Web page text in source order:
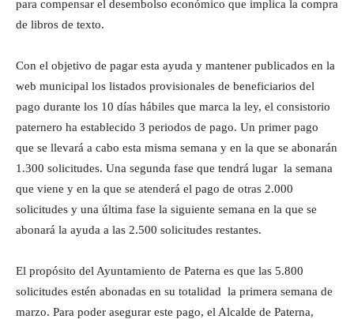
para compensar el desembolso económico que implica la compra
de libros de texto.
Con el objetivo de pagar esta ayuda y mantener publicados en la
web municipal los listados provisionales de beneficiarios del
pago durante los 10 días hábiles que marca la ley, el consistorio
paternero ha establecido 3 periodos de pago. Un primer pago
que se llevará a cabo esta misma semana y en la que se abonarán
1.300 solicitudes. Una segunda fase que tendrá lugar la semana
que viene y en la que se atenderá el pago de otras 2.000
solicitudes y una última fase la siguiente semana en la que se
abonará la ayuda a las 2.500 solicitudes restantes.
El propósito del Ayuntamiento de Paterna es que las 5.800
solicitudes estén abonadas en su totalidad la primera semana de
marzo. Para poder asegurar este pago, el Alcalde de Paterna,